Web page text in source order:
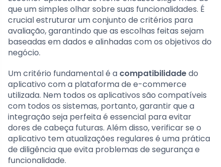
que um simples olhar sobre suas funcionalidades. É
crucial estruturar um conjunto de critérios para
avaliação, garantindo que as escolhas feitas sejam
baseadas em dados e alinhadas com os objetivos do
negócio.
Um critério fundamental é a compatibilidadedo
aplicativo com a plataforma de e-commerce
utilizada. Nem todos os aplicativos são compatíveis
com todos os sistemas, portanto, garantir que a
integração seja perfeita é essencial para evitar
dores de cabeça futuras. Além disso, verificar se o
aplicativo tem atualizações regulares é uma prática
de diligência que evita problemas de segurança e
funcionalidade.